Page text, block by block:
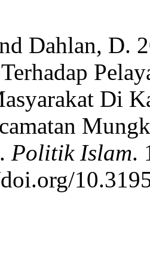
Dahlan, D.
Di
Politik Islam.